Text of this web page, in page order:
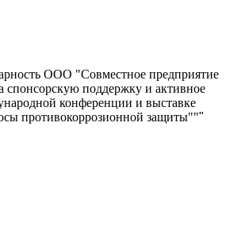
ООО "Совместное предприятие
спонсорскую поддержку и активное
конференции и выставке
противокоррозионной защиты"""